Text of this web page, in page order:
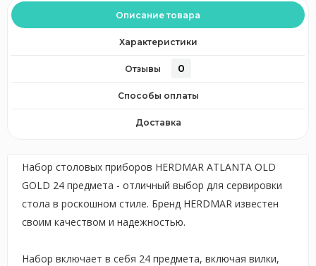
Описание товара
Характеристики
Отзывы 0
Способы оплаты
Доставка
Набор столовых приборов HERDMAR ATLANTA OLD
GOLD 24 предмета - отличный выбор для сервировки
стола в роскошном стиле. Бренд HERDMAR известен
своим качеством и надежностью.
Набор включает в себя 24 предмета, включая вилки,